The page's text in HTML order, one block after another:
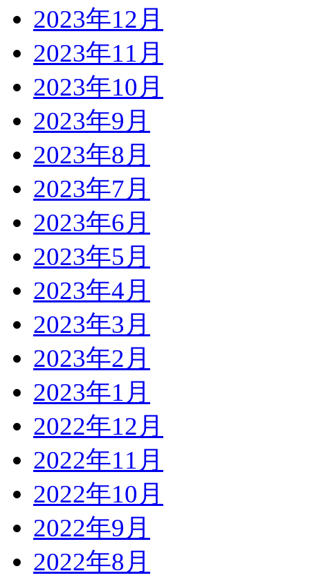
2023年12月
2023年11月
2023年10月
2023年9月
2023年8月
2023年7月
2023年6月
2023年5月
2023年4月
2023年3月
2023年2月
2023年1月
2022年12月
2022年11月
2022年10月
2022年9月
2022年8月